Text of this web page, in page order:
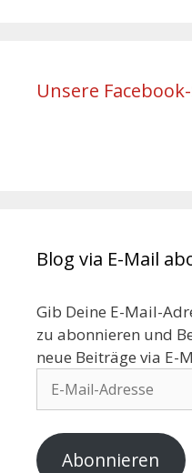
Unsere
Blog via E-Mail
Gib Deine E-Mail-
zu abonnieren und
neue Beiträge via E-
Abonnieren